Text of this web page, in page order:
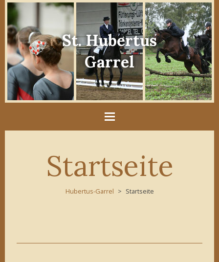
St. Hubertus
Garrel
Startseite
Hubertus-Garrel Startseite